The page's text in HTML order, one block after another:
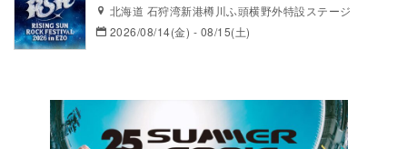
北海道 石狩湾新港樽川ふ頭横野外特設ステージ
2026/08/14(金) - 08/15(土)